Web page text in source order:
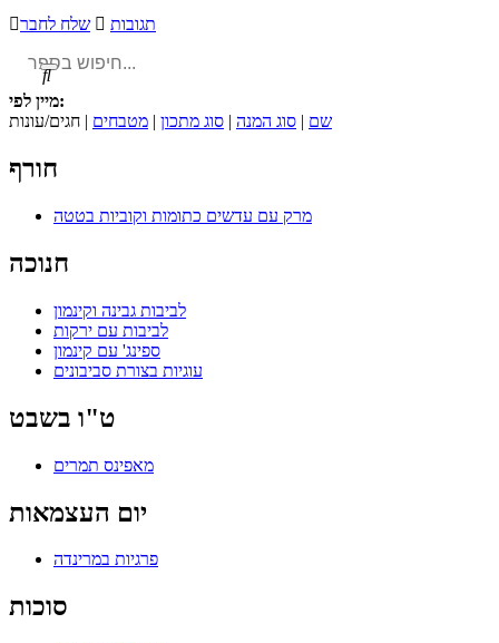
שלח לחבר  תגובות

מיין לפי:
שם | סוג המנה | סוג מתכון | מטבחים | חגים/עונות
חורף
מרק עם עדשים כתומות וקוביות בטטה
חנוכה
לביבות גבינה וקינמון
לביבות עם ירקות
ספינג' עם קינמון
עוגיות בצורת סביבונים
ט"ו בשבט
מאפינס תמרים
יום העצמאות
פרגיות במרינדה
סוכות